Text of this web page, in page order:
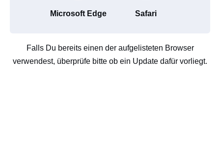
Microsoft Edge Safari
Falls Du bereits einen der aufgelisteten Browser
verwendest, überprüfe bitte ob ein Update dafür vorliegt.